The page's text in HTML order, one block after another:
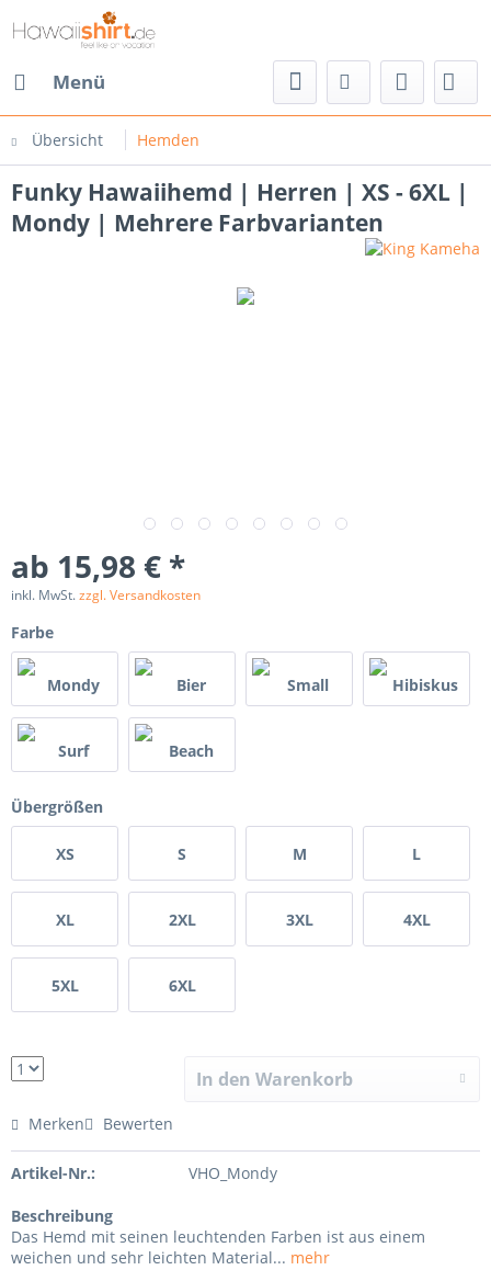
Menü
Übersicht Hemden
Funky Hawaiihemd | Herren | XS - 6XL |
Mondy | Mehrere Farbvarianten
ab 15,98 € *
inkl. MwSt.zzgl. Versandkosten
Farbe
Übergrößen
XS S M L
XL 2XL 3XL 4XL
5XL 6XL
In den Warenkorb
Merken Bewerten
Artikel-Nr.: VHO_Mondy
Beschreibung
Das Hemd mit seinen leuchtenden Farben ist aus einem
weichen und sehr leichten Material... mehr